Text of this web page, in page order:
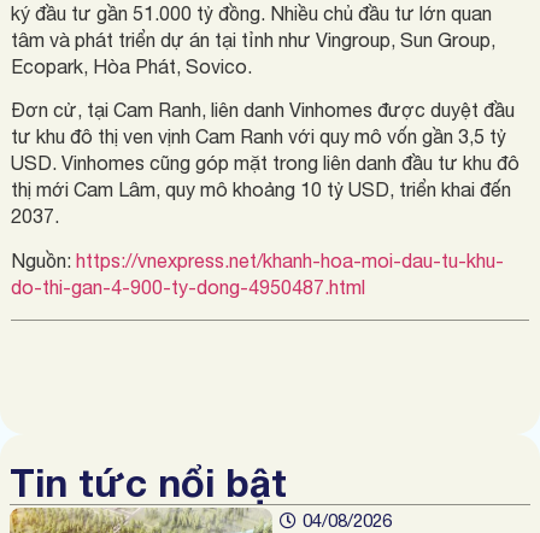
ký đầu tư gần 51.000 tỷ đồng. Nhiều chủ đầu tư lớn quan
tâm và phát triển dự án tại tỉnh như Vingroup, Sun Group,
Ecopark, Hòa Phát, Sovico.
Đơn cử, tại Cam Ranh, liên danh Vinhomes được duyệt đầu
tư khu đô thị ven vịnh Cam Ranh với quy mô vốn gần 3,5 tỷ
USD. Vinhomes cũng góp mặt trong liên danh đầu tư khu đô
thị mới Cam Lâm, quy mô khoảng 10 tỷ USD, triển khai đến
2037.
Nguồn: https://vnexpress.net/khanh-hoa-moi-dau-tu-khu-
do-thi-gan-4-900-ty-dong-4950487.html
Tin tức nổi bật
04/08/2026